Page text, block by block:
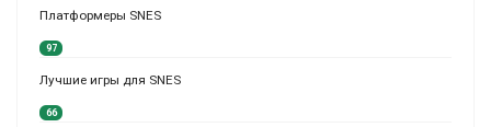
Платформеры SNES
97
Лучшие игры для SNES
66